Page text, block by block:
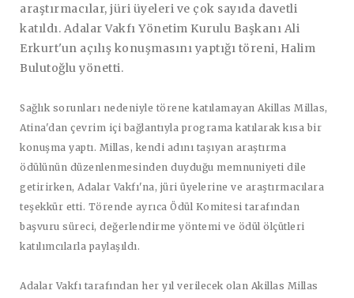
araştırmacılar, jüri üyeleri ve çok sayıda davetli
katıldı. Adalar Vakfı Yönetim Kurulu Başkanı Ali
Erkurt'un açılış konuşmasını yaptığı töreni, Halim
Bulutoğlu yönetti.
Sağlık sorunları nedeniyle törene katılamayan Akillas Millas,
Atina'dan çevrim içi bağlantıyla programa katılarak kısa bir
konuşma yaptı. Millas, kendi adını taşıyan araştırma
ödülünün düzenlenmesinden duyduğu memnuniyeti dile
getirirken, Adalar Vakfı'na, jüri üyelerine ve araştırmacılara
teşekkür etti. Törende ayrıca Ödül Komitesi tarafından
başvuru süreci, değerlendirme yöntemi ve ödül ölçütleri
katılımcılarla paylaşıldı.
Adalar Vakfı tarafından her yıl verilecek olan Akillas Millas